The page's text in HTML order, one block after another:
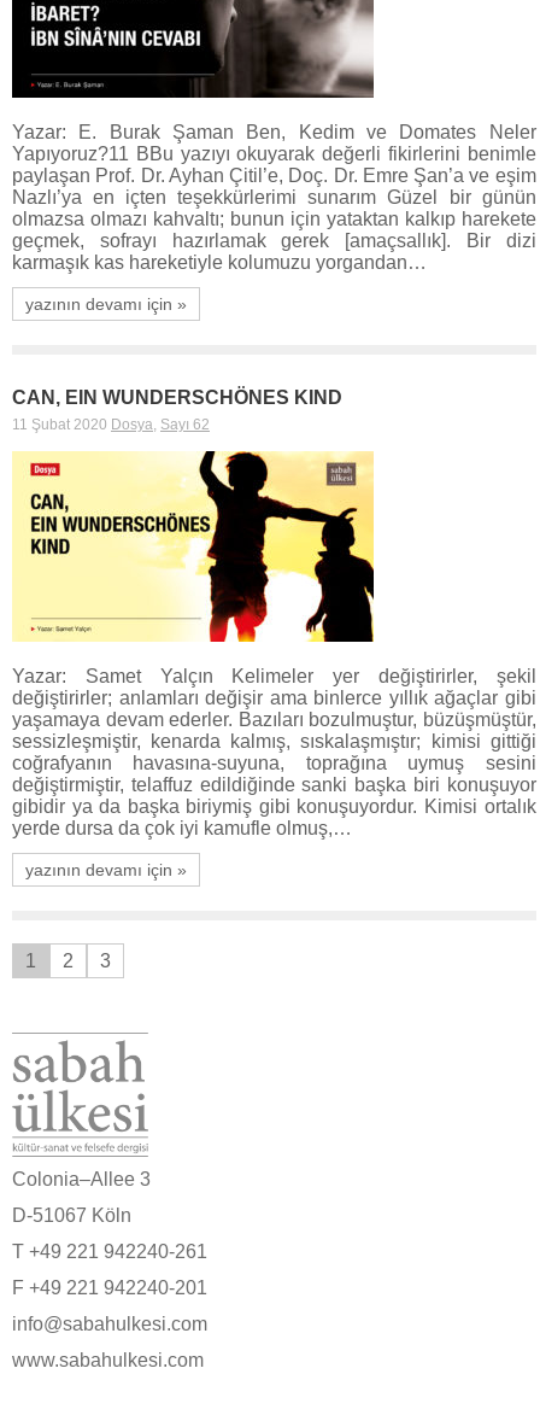
Yazar: E. Burak Şaman Ben, Kedim ve Domates Neler
Yapıyoruz?11 BBu yazıyı okuyarak değerli fikirlerini benimle
paylaşan Prof. Dr. Ayhan Çitil’e, Doç. Dr. Emre Şan’a ve eşim
Nazlı’ya en içten teşekkürlerimi sunarım Güzel bir günün
olmazsa olmazı kahvaltı; bunun için yataktan kalkıp harekete
geçmek, sofrayı hazırlamak gerek [amaçsallık]. Bir dizi
karmaşık kas hareketiyle kolumuzu yorgandan…
yazının devamı için »
CAN, EIN WUNDERSCHÖNES KIND
11 Şubat 2020 Dosya, Sayı 62
Yazar: Samet Yalçın Kelimeler yer değiştirirler, şekil
değiştirirler; anlamları değişir ama binlerce yıllık ağaçlar gibi
yaşamaya devam ederler. Bazıları bozulmuştur, büzüşmüştür,
sessizleşmiştir, kenarda kalmış, sıskalaşmıştır; kimisi gittiği
coğrafyanın havasına-suyuna, toprağına uymuş sesini
değiştirmiştir, telaffuz edildiğinde sanki başka biri konuşuyor
gibidir ya da başka biriymiş gibi konuşuyordur. Kimisi ortalık
yerde dursa da çok iyi kamufle olmuş,…
yazının devamı için »
1 2 3
Colonia–Allee 3
D-51067 Köln
T +49 221 942240-261
F +49 221 942240-201
info@sabahulkesi.com
www.sabahulkesi.com